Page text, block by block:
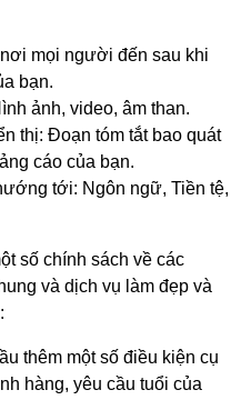
mọi người đến sau khi
bạn.
ảnh, video, âm than.
thị: Đoạn tóm tắt bao quát
cáo của bạn.
tới: Ngôn ngữ, Tiền tệ,
số chính sách về các
và dịch vụ làm đẹp và
thêm một số điều kiện cụ
hàng, yêu cầu tuổi của